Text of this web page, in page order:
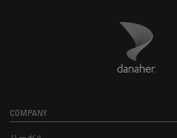
Danaher Logo
COMPANY